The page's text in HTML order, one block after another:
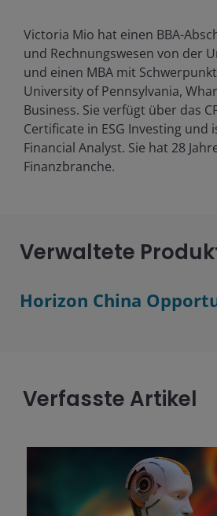
Victoria Mio hat einen BBA-
und Rechnungswesen von der
und einen MBA mit
University of Pennsylvania,
Business. Sie verfügt über das
Certificate in ESG Investing und
Financial Analyst. Sie hat 28
Finanzbranche.
Verwaltete
Horizon China
Verfasste Artikel